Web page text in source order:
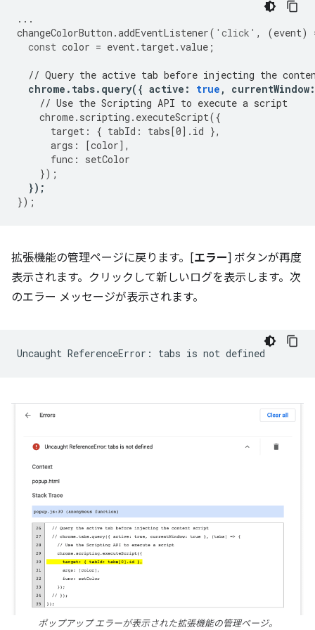
...
changeColorButton .addEventListener( 'click' , (event)
const color = event. target.value ;
// Query the active tab before injecting the
chrome . tabs. query({ active : true , currentWindow:
// Use the Scripting API to execute a script
chrome. scripting . executeScript({
target : { tabId : tabs[0]. id },
args : [color],
func :
setColor
});
});
});
拡張機能の管理ページに戻ります。[エラー] ボタンが再度
表示されます。クリックして新しいログを表示します。次
のエラー メッセージが表示されます。
ポップアップ エラーが表示された拡張機能の管理ページ。